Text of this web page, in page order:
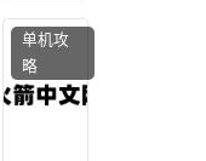
阵容
搭
配，
凹凸
单机攻
略